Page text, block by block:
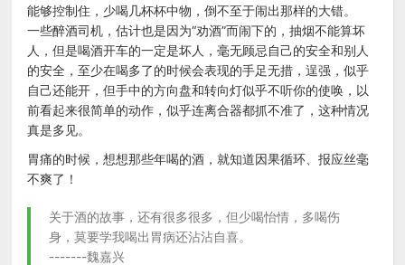
能够控制住，少喝几杯杯中物，倒不至于闹出那样的大错。
一些醉酒司机，估计也是因为“劝酒”而闹下的，抽烟不能算坏
人，但是喝酒开车的一定是坏人，毫无顾忌自己的安全和别人
的安全，至少在喝多了的时候会表现的手足无措，逞强，似乎
自己还能开，但手中的方向盘和转向灯似乎不听你的使唤，以
前看起来很简单的动作，似乎连离合器都抓不准了，这种情况
真是多见。
胃痛的时候，想想那些年喝的酒，就知道因果循环、报应丝毫
不爽了！
关于酒的故事，还有很多很多，但少喝怡情，多喝伤
身，莫要学我喝出胃病还沾沾自喜。
-------魏嘉兴